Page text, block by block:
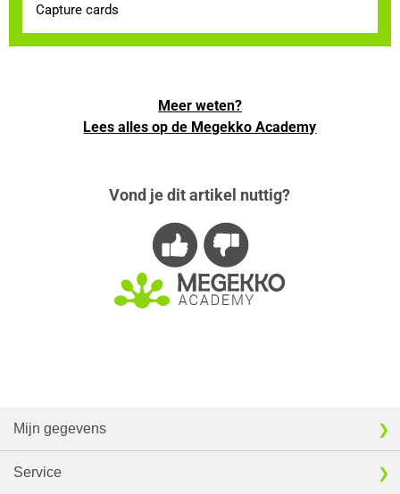
Capture cards
Meer weten?
Lees alles op de Megekko Academy
Vond je dit artikel nuttig?
Mijn gegevens
Service